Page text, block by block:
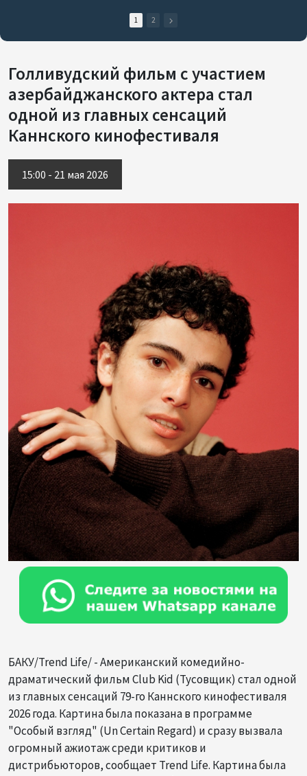
1 2
Голливудский фильм с участием
азербайджанского актера стал
одной из главных сенсаций
Каннского кинофестиваля
15:00 - 21 мая 2026
БАКУ/Trend Life/ - Американский комедийно-
драматический фильм Club Kid (Тусовщик) стал одной
из главных сенсаций 79-го Каннского кинофестиваля
2026 года. Картина была показана в программе
"Особый взгляд" (Un Certain Regard) и сразу вызвала
огромный ажиотаж среди критиков и
дистрибьюторов, сообщает Trend Life. Картина была